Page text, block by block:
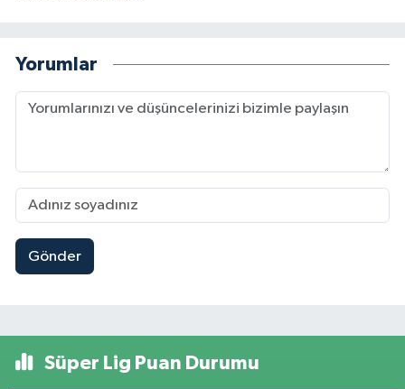
Yorumlar
Gönder
Süper Lig Puan Durumu